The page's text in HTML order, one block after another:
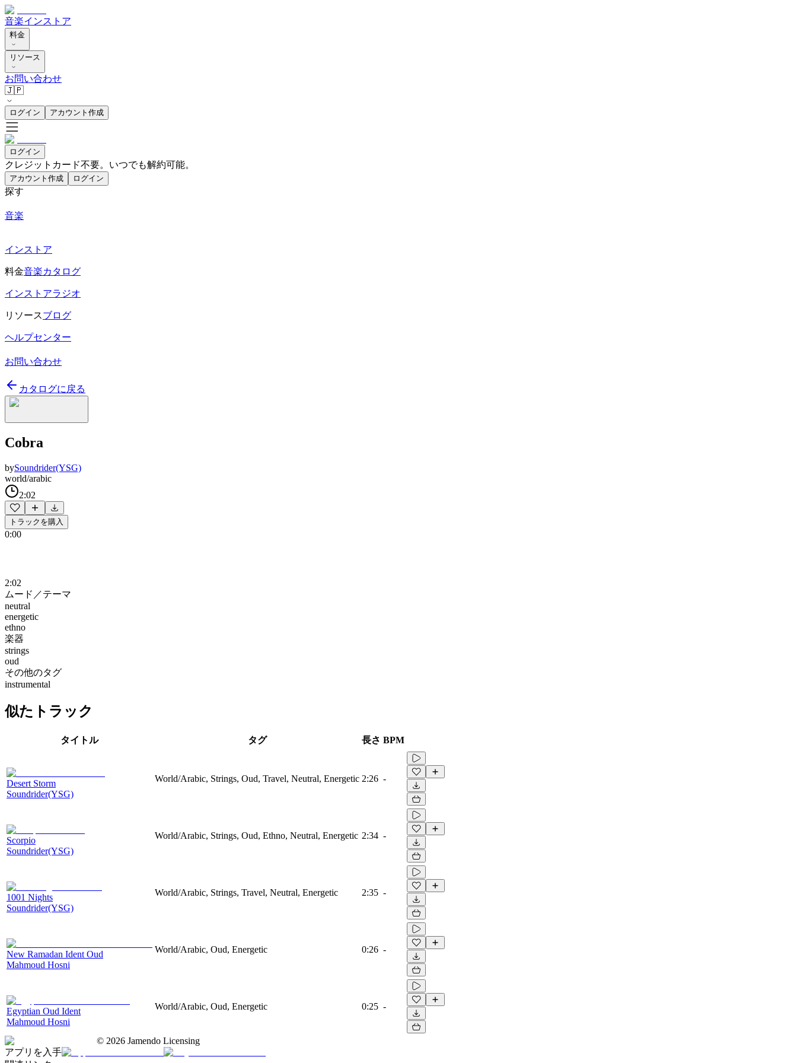
音楽インストア
料金
リソース
お問い合わせ
🇯🇵
ログイン アカウント作成
ログイン
クレジットカード不要。いつでも解約可能。
アカウント作成 ログイン
探す
音楽
インストア
料金音楽カタログ
インストアラジオ
リソースブログ
ヘルプセンター
お問い合わせ
カタログに戻る
Cobra
bySoundrider(YSG)
world/arabic
2:02
トラックを購入
0:00
2:02
ムード／テーマ
neutral
energetic
ethno
楽器
strings
oud
その他のタグ
instrumental
似たトラック
タイトル タグ 長さ BPM
Desert Storm
Soundrider(YSG)
World/Arabic, Strings, Oud, Travel, Neutral, Energetic 2:26 -
Scorpio
Soundrider(YSG)
World/Arabic, Strings, Oud, Ethno, Neutral, Energetic 2:34 -
1001 Nights
Soundrider(YSG)
World/Arabic, Strings, Travel, Neutral, Energetic 2:35 -
New Ramadan Ident Oud
Mahmoud Hosni
World/Arabic, Oud, Energetic 0:26 -
Egyptian Oud Ident
Mahmoud Hosni
World/Arabic, Oud, Energetic 0:25 -
© 2026 Jamendo Licensing
アプリを入手